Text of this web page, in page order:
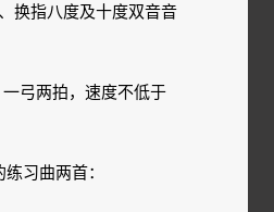
换指八度及十度双音音
弓两拍，速度不低于
习曲两首：